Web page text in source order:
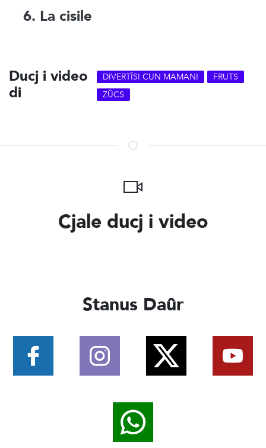
6. La cisile
Ducj i video
di
DIVERTÎSI CUN MAMAN!
FRUTS
ZÛCS
Cjale ducj i video
Stanus Daûr